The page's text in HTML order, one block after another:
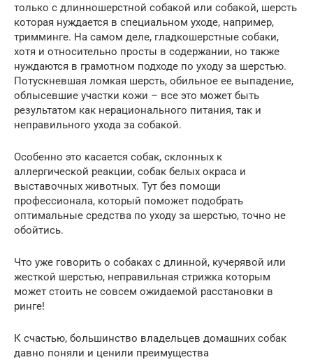
только с длинношерстной собакой или собакой, шерсть
которая нуждается в специальном уходе, например,
тримминге. На самом деле, гладкошерстные собаки,
хотя и относительно просты в содержании, но также
нуждаются в грамотном подходе по уходу за шерстью.
Потускневшая ломкая шерсть, обильное ее выпадение,
облысевшие участки кожи – все это может быть
результатом как нерационального питания, так и
неправильного ухода за собакой.
Особенно это касается собак, склонных к
аллергической реакции, собак белых окраса и
выставочных животных. Тут без помощи
профессионала, который поможет подобрать
оптимальные средства по уходу за шерстью, точно не
обойтись.
Что уже говорить о собаках с длинной, кучерявой или
жесткой шерстью, неправильная стрижка которым
может стоить не совсем ожидаемой расстановки в
ринге!
К счастью, большинство владельцев домашних собак
давно поняли и ценили преимущества